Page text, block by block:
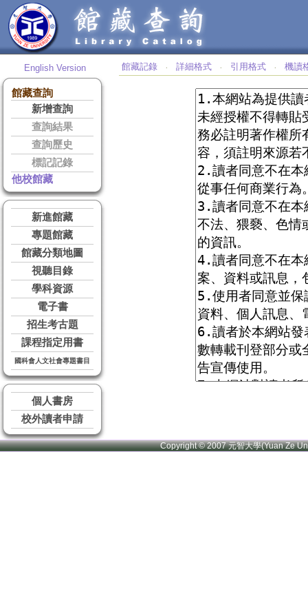
English Version
館藏查詢
新增查詢
查詢結果
查詢歷史
標記記錄
他校館藏
新進館藏
專題館藏
館藏分類地圖
視聽目錄
學科資源
電子書
招生考古題
課程指定用書
國科會人文社會專題書目
個人書房
校外讀者申請
館藏記錄 ‧ 詳細格式 ‧ 引用格式 ‧ 機讀
Copyright © 2007 元智大學(Yuan Ze